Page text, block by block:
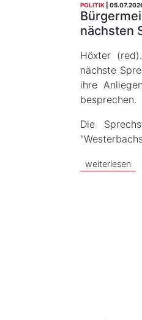
POLITIK
nächsten
Höxter
nächste
ihre
besprechen.
Die
weiterlesen